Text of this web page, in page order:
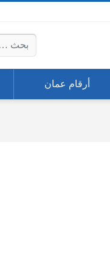
البحث عن:
أرقام عمان